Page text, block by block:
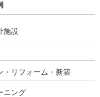
施設
・リフォーム・新築
ニング